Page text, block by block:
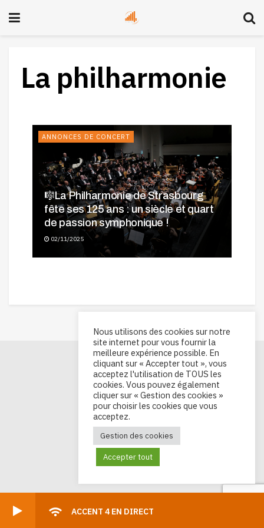
La philharmonie
ANNONCES DE CONCERT
🎼La Philharmonie de Strasbourg
fête ses 125 ans : un siècle et quart
de passion symphonique !
02/11/2025
ACCENT 4 EN DIRECT
Nous utilisons des cookies sur notre
site internet pour vous fournir la
meilleure expérience possible. En
cliquant sur « Accepter tout », vous
acceptez l'utilisation de TOUS les
cookies. Vous pouvez également
cliquer sur « Gestion des cookies »
pour choisir les cookies que vous
acceptez.
Gestion des cookies
Accepter tout